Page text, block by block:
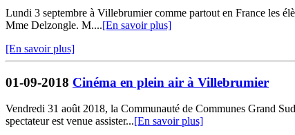
Lundi 3 septembre à Villebrumier comme partout en France les
Mme Delzongle. M....[En savoir plus]
[En savoir plus]
01-09-2018 Cinéma en plein air à Villebrumier
Vendredi 31 août 2018, la Communauté de Communes Grand
spectateur est venue assister...[En savoir plus]